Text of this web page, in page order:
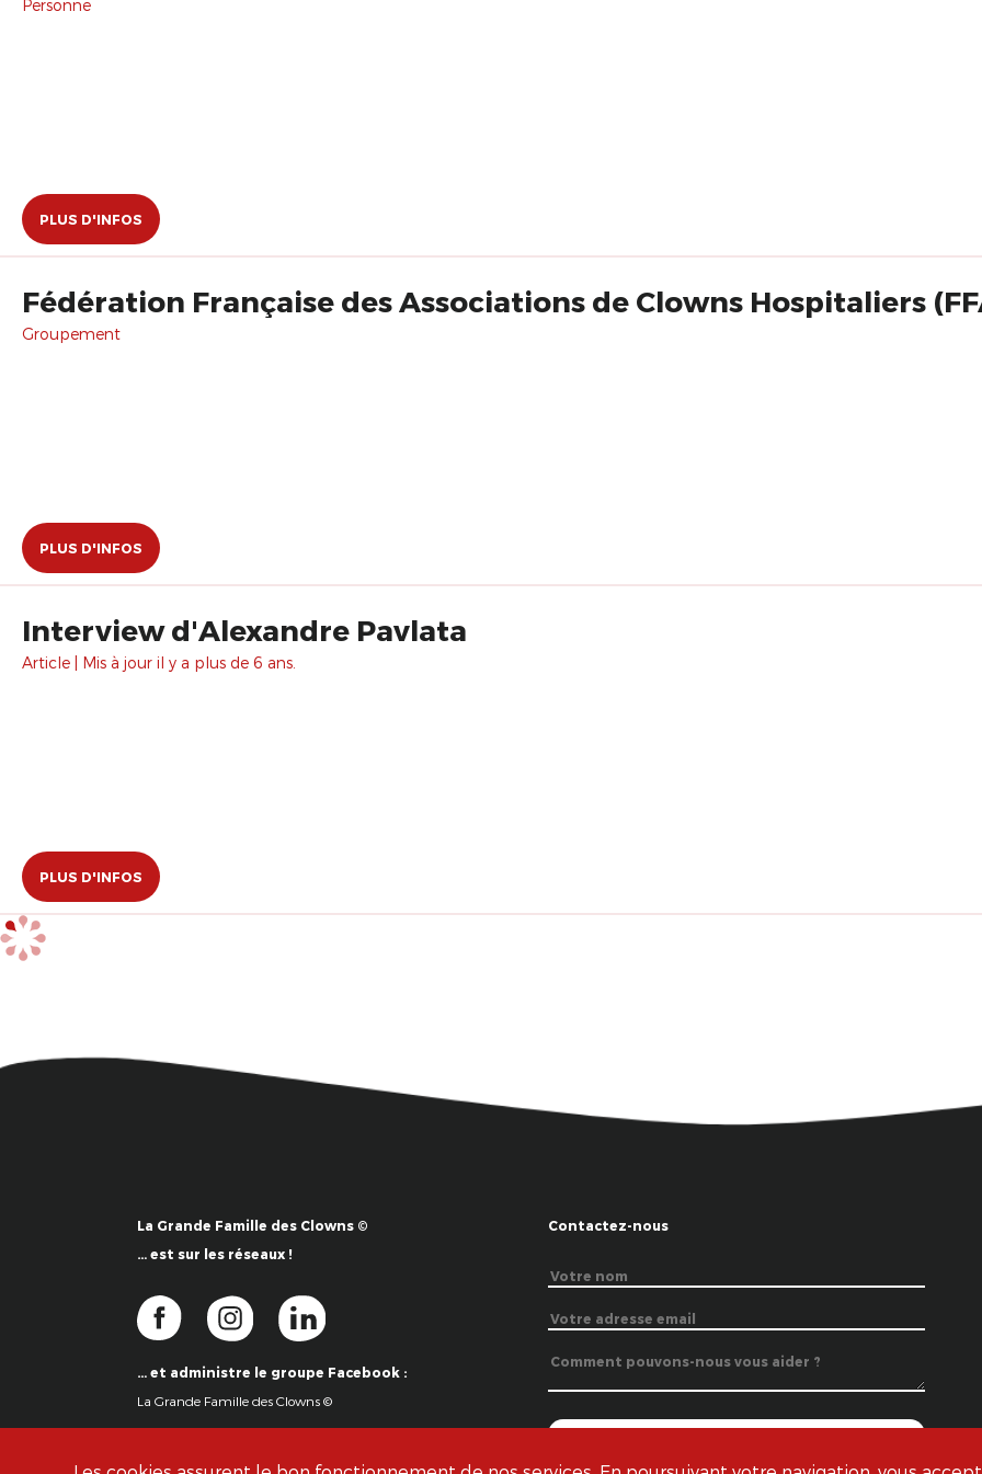
Personne
PLUS D'INFOS
Fédération Française des Associations de Clowns Hospitaliers
Groupement
PLUS D'INFOS
Interview d'Alexandre Pavlata
Article | Mis à jour il y a plus de 6 ans.
PLUS D'INFOS
La Grande Famille des Clowns ©
… est sur les réseaux !
… et administre le groupe Facebook :
La Grande Famille des Clowns ©
Contactez-nous